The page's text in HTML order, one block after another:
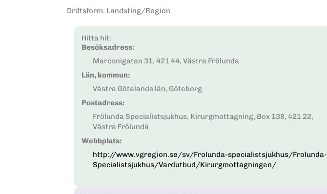
Driftsform: Landsting/Region
Hitta hit:
Besöksadress:
Marconigatan 31, 421 44, Västra Frölunda
Län, kommun:
Västra Götalands län, Göteborg
Postadress:
Frölunda Specialistsjukhus, Kirurgmottagning, Box 138, 421 22,
Västra Frölunda
Webbplats:
http://www.vgregion.se/sv/Frolunda-specialistsjukhus/Frolunda-
Specialistsjukhus/Vardutbud/Kirurgmottagningen/